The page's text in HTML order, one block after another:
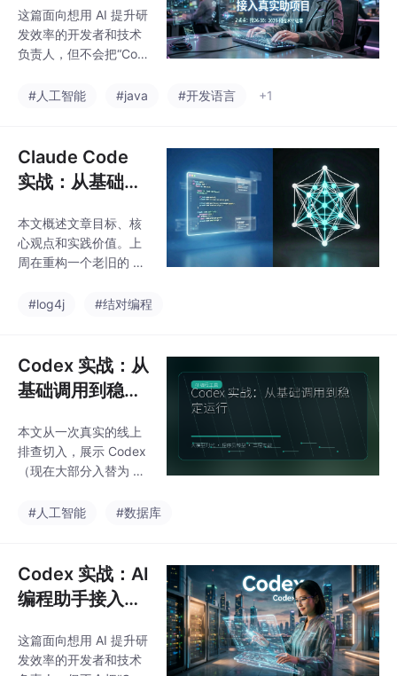
验证和回滚机制，这才
是你能在面试里立得住
的真实经验。回到最开
想靠 AI 经验加分，就别
拆解到交付验证
这篇面向想用 AI 提升研
发效率的开发者和技术
负责人，但不会把“Cod
接入真实项目，从问题
目落地教程的思路，把
它放到真实开发、学习
路线和求职准备里看，
取舍。这次我会从“从一
次真实项目复盘切入，
重点写取舍和踩坑”展
来讲。回到“Codex 实
交付验证”
#人工智能 #java #开发语言 +1
Claude Code
实战：从基础调
本文概述文章目标、核
心观点和实践价值。上
周在重构一个老旧的 Sp
时，我试着把 Claude C
前，我对这类 CLI 工具
的印象还停留在“能写个
Hello World 或者生成单
实战让我意识到，如果
仅仅把它当成一个更聪
明的 Copilot，那不仅浪
度依赖导致代码质量失
#log4j #结对编程
Codex 实战：从
基础调用到稳定
本文从一次真实的线上
排查切入，展示 Codex
（现在大部分入替为 G
型）在项目中的实际用
如何在修改代码后自动
添加防御性检测、如何
建立回滚机制，以及团
忽略的风险点。所有观
点来自我们六个多月的
#人工智能 #数据库
Codex 实战：AI
编程助手接入真
案例讲清边界
这篇面向想用 AI 提升研
发效率的开发者和技术